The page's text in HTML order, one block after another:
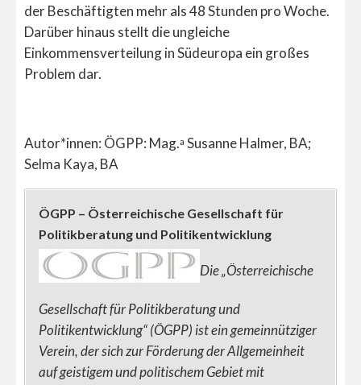
der Beschäftigten mehr als 48 Stunden pro Woche.
Darüber hinaus stellt die ungleiche
Einkommensverteilung in Südeuropa ein großes
Problem dar.
Autor*innen: ÖGPP: Mag.a Susanne Halmer, BA;
Selma Kaya, BA
ÖGPP – Österreichische Gesellschaft für
Politikberatung und Politikentwicklung
Die „Österreichische
Gesellschaft für Politikberatung und
Politikentwicklung“ (ÖGPP) ist ein gemeinnütziger
Verein, der sich zur Förderung der Allgemeinheit
auf geistigem und politischem Gebiet mit